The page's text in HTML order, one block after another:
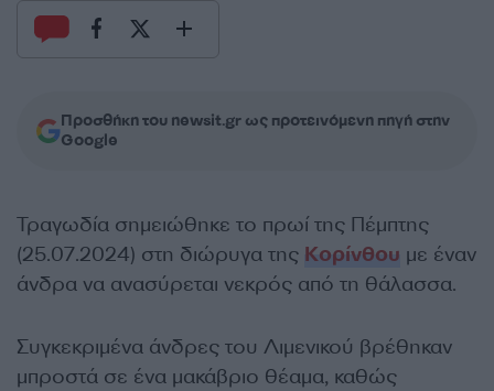
Προσθήκη του newsit.gr ως προτεινόμενη πηγή στην
Google
Τραγωδία σημειώθηκε το πρωί της Πέμπτης
(25.07.2024) στη διώρυγα της Κορίνθου με έναν
άνδρα να ανασύρεται νεκρός από τη θάλασσα.
Συγκεκριμένα άνδρες του Λιμενικού βρέθηκαν
μπροστά σε ένα μακάβριο θέαμα, καθώς